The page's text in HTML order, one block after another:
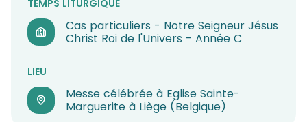
TEMPS LITURGIQUE
Cas particuliers - Notre Seigneur Jésus
Christ Roi de l'Univers - Année C
LIEU
Messe célébrée à Eglise Sainte-
Marguerite à Liège (Belgique)